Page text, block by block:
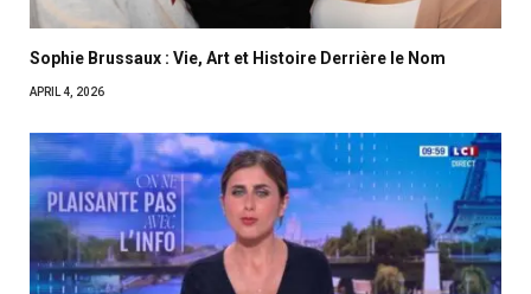
Sophie Brussaux : Vie, Art et Histoire Derrière le Nom
APRIL 4, 2026